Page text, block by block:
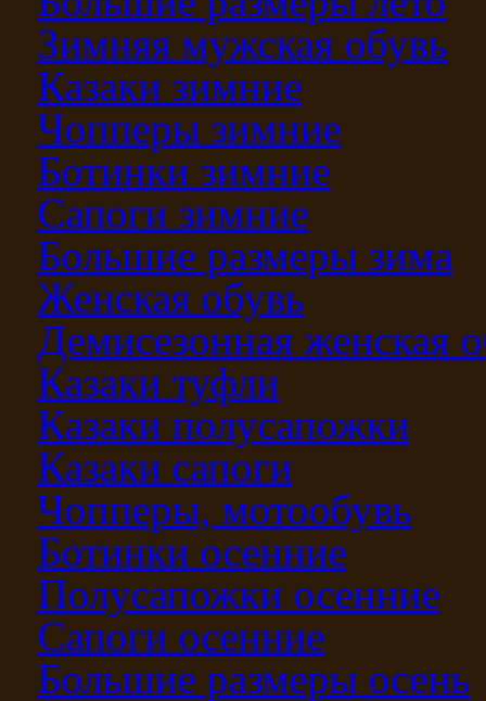
Зимняя мужская обувь
Казаки зимние
Чопперы зимние
Ботинки зимние
Сапоги зимние
Большие размеры зима
Женская обувь
Демисезонная женская
Казаки туфли
Казаки полусапожки
Казаки сапоги
Чопперы, мотообувь
Ботинки осенние
Полусапожки осенние
Сапоги осенние
Большие размеры осень